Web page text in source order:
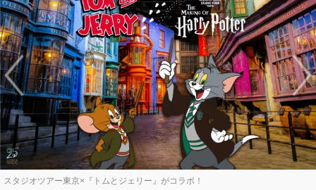
スタジオツアー東京×『トムとジェリー』がコラボ！